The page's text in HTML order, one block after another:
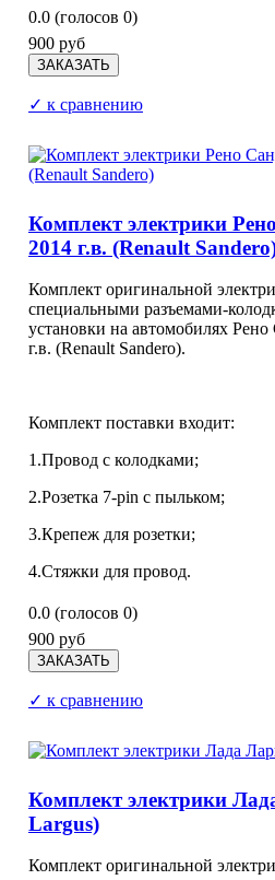
0.0 (голосов 0)
900 руб
✓ к сравнению
Комплект электрики
2014 г.в. (Renault
Комплект оригинальной
специальными разъемами-
установки на автомобилях
г.в. (Renault Sandero).
Комплект поставки входит:
1.Провод с колодками;
2.Розетка 7-pin с пыльком;
3.Крепеж для розетки;
4.Стяжки для провод.
0.0 (голосов 0)
900 руб
✓ к сравнению
Комплект электрики
Largus)
Комплект оригинальной